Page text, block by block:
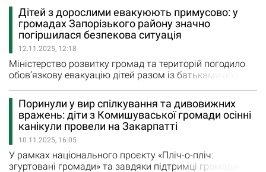
виконує обов'язки директора департаменту освіти і
науки Запорізької міської ради. На рішення суду не
вплинуло звернення керівників освітніх закладів, які
прямо підпорядковуються департаменту. Про це
повідомляє Суспільне…
Дітей з дорослими евакуюють примусово: у
громадах Запорізького району значно
погіршилася безпекова ситуація
12.11.2025, 12:18
Міністерство розвитку громад та територій погодило
обов’язкову евакуацію дітей разом із батьками або
пунктів Дніпропетровської та Запорізької областей Це
рішення ухвалено за підсумками засідання
Координаційного штабу з проведення евакуаційних
заходів та ефективного реагування на масове
переміщення населення. Засідання…
Поринули у вир спілкування та дивовижних
вражень: діти з Комишуваської громади осінні
канікули провели на Закарпатті
10.11.2025, 16:05
У рамках національного проєкту «Пліч-о-пліч:
згуртовані громади» та завдяки підтримці громади-